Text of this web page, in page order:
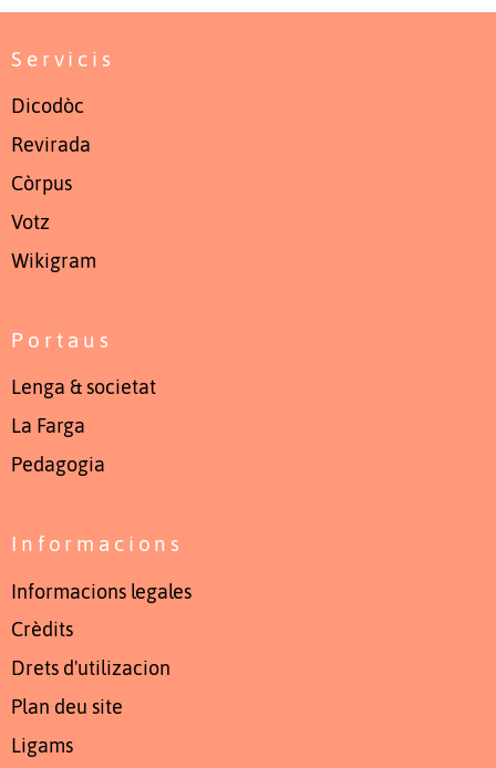
Servicis
Dicodòc
Revirada
Còrpus
Votz
Wikigram
Portaus
Lenga & societat
La Farga
Pedagogia
Informacions
Informacions legales
Crèdits
Drets d'utilizacion
Plan deu site
Ligams